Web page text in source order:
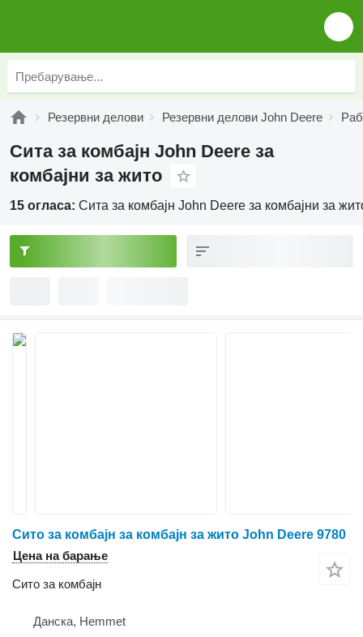
Резервни делови Резервни делови John Deere
Сита за комбајн John Deere за
комбајни за жито
15 огласа: Сита за комбајн John Deere за комбајни за
Сито за комбајн за комбајн за жито John Deere 9780
Цена на барање
Сито за комбајн
Данска, Hemmet